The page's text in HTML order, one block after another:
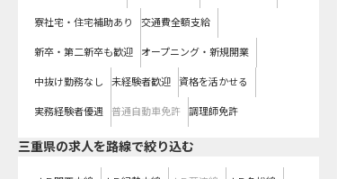
寮社宅・住宅補助あり 交通費全額支給
新卒・第二新卒も歓迎 オープニング・新規開業
中抜け勤務なし 未経験者歓迎 資格を活かせる
実務経験者優遇 普通自動車免許 調理師免許
三重県の求人を路線で絞り込む